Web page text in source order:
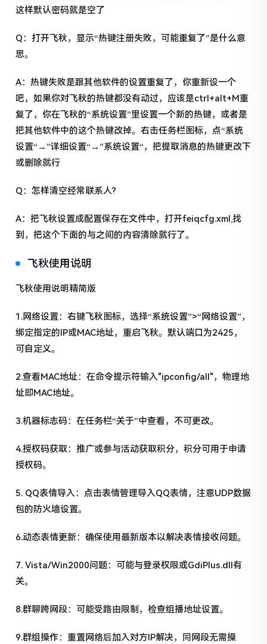
这样默认密码就是空了
Q：打开飞秋，显示“热键注册失败，可能重复了”是什么意
思。
A：热键失败是跟其他软件的设置重复了，你重新设一个
吧，如果你对飞秋的热键都没有动过，应该是ctrl+alt+M重
复了，你在飞秋的“系统设置”里设置一个新的热键，或者是
把其他软件中的这个热键改掉。右击任务栏图标，点“系统
设置“→”详细设置“→”系统设置“，把提取消息的热键更改下
或删除就行
Q：怎样清空经常联系人?
A：把飞秋设置成配置保存在文件中，打开feiqcfg.xml,找
到，把这个下面的与之间的内容清除就行了。
飞秋使用说明
飞秋使用说明精简版
1.网络设置：右键飞秋图标，选择“系统设置”>“网络设置”，
绑定指定的IP或MAC地址，重启飞秋。默认端口为2425，
可自定义。
2.查看MAC地址：在命令提示符输入"ipconfig/all"，物理地
址即MAC地址。
3.机器标志码：在任务栏“关于”中查看，不可更改。
4.授权码获取：推广或参与活动获取积分，积分可用于申请
授权码。
5. QQ表情导入：点击表情管理导入QQ表情，注意UDP数据
包的防火墙设置。
6.动态表情更新：确保使用最新版本以解决表情接收问题。
7. Vista/Win2000问题：可能与登录权限或GdiPlus.dll有
关。
8.群聊跨网段：可能受路由限制，检查组播地址设置。
9.群组操作：重置网络后加入对方IP解决，同网段无需操